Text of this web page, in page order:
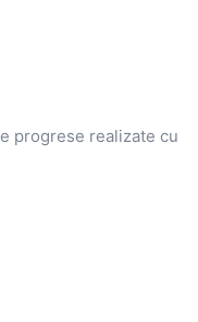
progrese realizate cu